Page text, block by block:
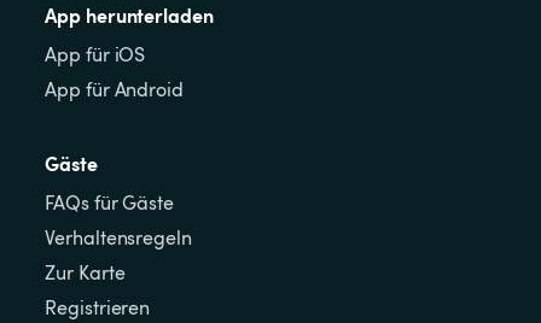
App herunterladen
App für iOS
App für Android
Gäste
FAQs für Gäste
Verhaltensregeln
Zur Karte
Registrieren